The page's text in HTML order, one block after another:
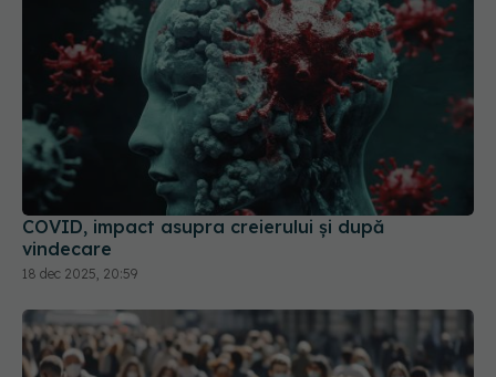
COVID, impact asupra creierului și după
vindecare
18 dec 2025, 20:59